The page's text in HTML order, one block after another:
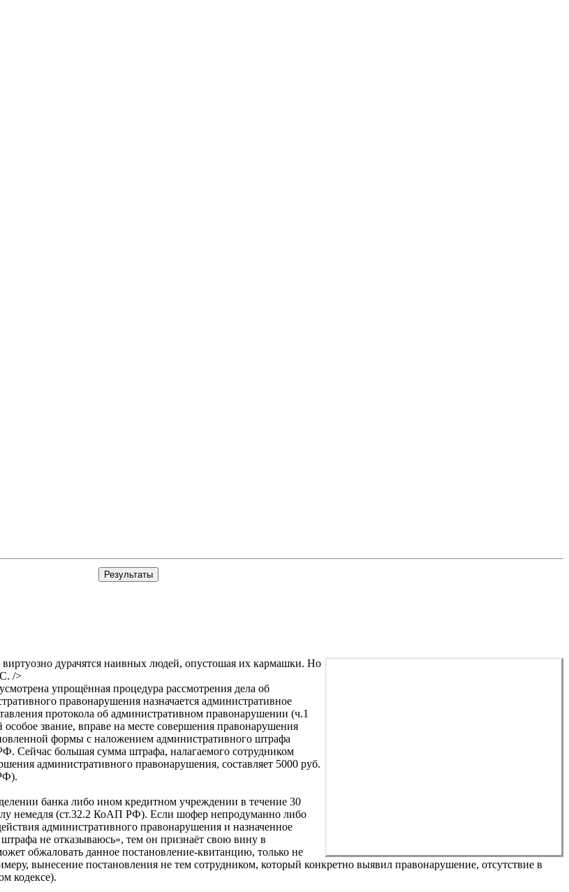
дурачятся наивных людей, опустошая их кармашки. Но
/>
упрощённая процедура рассмотрения дела об
правонарушения назначается административное
протокола об административном правонарушении (ч.1
звание, вправе на месте совершения правонарушения
формы с наложением административного штрафа
Сейчас большая сумма штрафа, налагаемого сотрудником
административного правонарушения, составляет 5000 руб.
банка либо ином кредитном учреждении в течение 30
немедля (ст.32.2 КоАП РФ). Если шофер непродуманно либо
административного правонарушения и назначенное
не отказываюсь», тем он признаёт свою вину в
обжаловать данное постановление-квитанцию, только не
вынесение постановления не тем сотрудником, который конкретно выявил правонарушение, отсутствие в
кодексе).